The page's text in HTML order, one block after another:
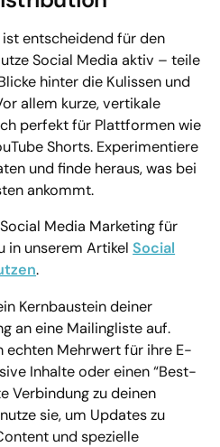
entscheidend für den
Social Media aktiv – teile
hinter die Kulissen und
allem kurze, vertikale
perfekt für Plattformen wie
Shorts. Experimentiere
und finde heraus, was bei
ankommt.
Media Marketing für
in unserem Artikel Social
.
Kernbaustein deiner
an eine Mailingliste auf.
echten Mehrwert für ihre E-
Inhalte oder einen “Best-
Verbindung zu deinen
sie, um Updates zu
und spezielle